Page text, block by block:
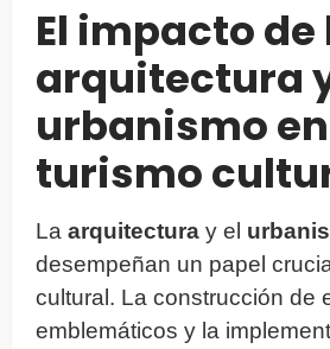
El impacto de
arquitectura
urbanismo
turismo
La arquitectura y el
desempeñan un papel
cultural. La construcción de
emblemáticos y la